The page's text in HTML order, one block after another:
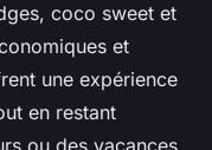
coco sweet et
et
une expérience
en restant